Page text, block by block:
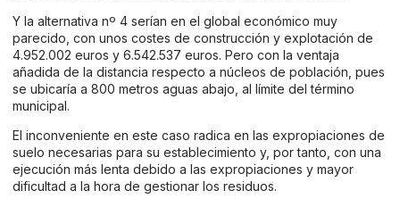
Y la alternativa nº 4 serían en el global económico muy
parecido, con unos costes de construcción y explotación de
4.952.002 euros y 6.542.537 euros. Pero con la ventaja
añadida de la distancia respecto a núcleos de población, pues
se ubicaría a 800 metros aguas abajo, al límite del término
municipal.
El inconveniente en este caso radica en las expropiaciones de
suelo necesarias para su establecimiento y, por tanto, con una
ejecución más lenta debido a las expropiaciones y mayor
dificultad a la hora de gestionar los residuos.